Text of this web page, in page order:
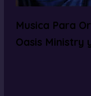
Musica Para
Oasis Ministry